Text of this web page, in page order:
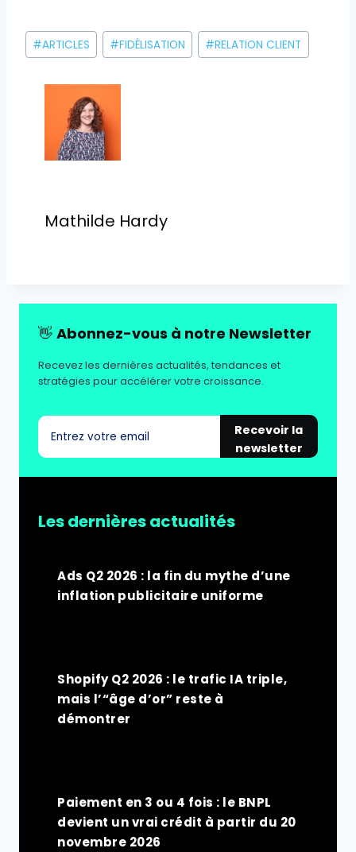
Étiquettes
de
publication :
#ARTICLES #FIDÉLISATION #RELATION CLIENT
Mathilde Hardy
👋 Abonnez-vous à notre Newsletter
Recevez les dernières actualités, tendances et
stratégies pour accélérer votre croissance.
Recevoir la
newsletter
Les dernières actualités
Ads Q2 2026 : la fin du mythe d’une
inflation publicitaire uniforme
Shopify Q2 2026 : le trafic IA triple,
mais l’“âge d’or” reste à
démontrer
Paiement en 3 ou 4 fois : le BNPL
devient un vrai crédit à partir du 20
novembre 2026